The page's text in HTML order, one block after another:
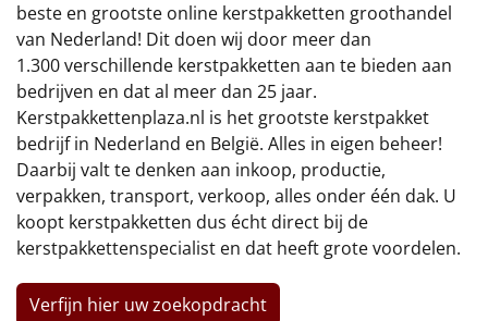
Rituals
Luxe
Mannen
Vrouwen
Duurzaam
Leuke
beste en grootste online kerstpakketten groothandel
van Nederland! Dit doen wij door meer dan
1.300 verschillende kerstpakketten aan te bieden aan
bedrijven en dat al meer dan 25 jaar.
Kerstpakkettenplaza.nl is het grootste kerstpakket
bedrijf in Nederland en België. Alles in eigen beheer!
Daarbij valt te denken aan inkoop, productie,
verpakken, transport, verkoop, alles onder één dak. U
koopt kerstpakketten dus écht direct bij de
kerstpakkettenspecialist en dat heeft grote voordelen.
Verfijn hier uw zoekopdracht